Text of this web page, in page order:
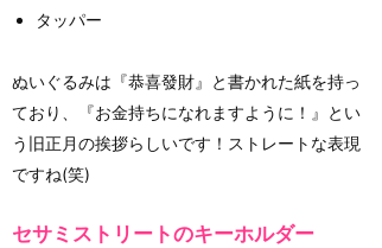
タッパー
ぬいぐるみは『恭喜發財』と書かれた紙を持っ
ており、『お金持ちになれますように！』とい
う旧正月の挨拶らしいです！ストレートな表現
ですね(笑)
セサミストリートのキーホルダー